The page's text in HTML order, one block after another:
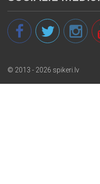
© 2013 - 2026 spikeri.lv